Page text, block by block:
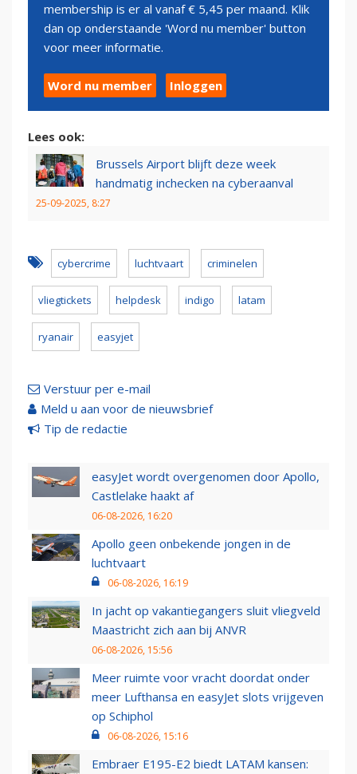
membership is er al vanaf € 5,45 per maand. Klik
dan op onderstaande 'Word nu member' button
voor meer informatie.
Word nu member Inloggen
Lees ook:
Brussels Airport blijft deze week
handmatig inchecken na cyberaanval
25-09-2025, 8:27
cybercrime luchtvaart criminelen
vliegtickets helpdesk indigo latam
ryanair easyjet
Verstuur per e-mail
Meld u aan voor de nieuwsbrief
Tip de redactie
easyJet wordt overgenomen door Apollo,
Castlelake haakt af
06-08-2026, 16:20
Apollo geen onbekende jongen in de
luchtvaart
06-08-2026, 16:19
In jacht op vakantiegangers sluit vliegveld
Maastricht zich aan bij ANVR
06-08-2026, 15:56
Meer ruimte voor vracht doordat onder
meer Lufthansa en easyJet slots vrijgeven
op Schiphol
06-08-2026, 15:16
Embraer E195-E2 biedt LATAM kansen: